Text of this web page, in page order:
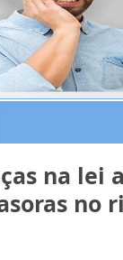
na lei
no